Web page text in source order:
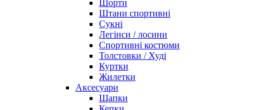
Шорти
Штани спортивні
Сукні
Легінси / лосини
Спортивні костюми
Толстовки / Худі
Куртки
Жилетки
Аксесуари
Шапки